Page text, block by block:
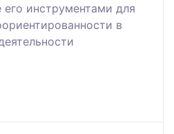
инструментами для
в